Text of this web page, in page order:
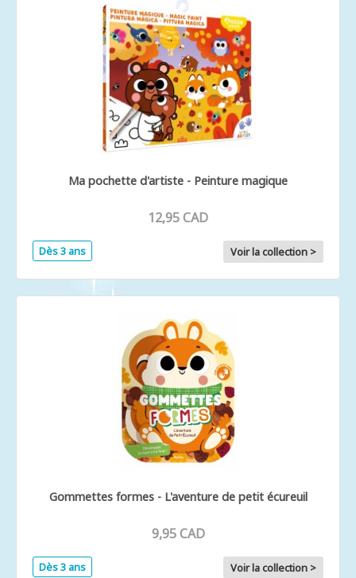
Ma pochette d'artiste - Peinture magique
12,95 CAD
Dès 3 ans Voir la collection >
Gommettes formes - L'aventure de petit écureuil
9,95 CAD
Dès 3 ans Voir la collection >